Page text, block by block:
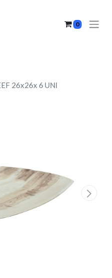
0
26x26x 6 UNI